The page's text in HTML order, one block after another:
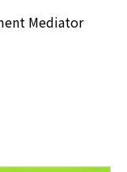
Mediator